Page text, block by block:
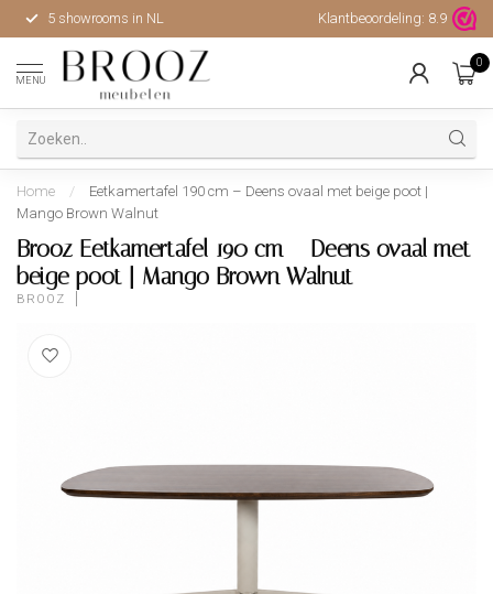
5 showrooms in NL Hoge kwaliteit, uitstekende
Klantbeoordeling: 8.9
MENU
0
Home /
Eetkamertafel 190 cm – Deens ovaal met beige poot |
Mango Brown Walnut
Brooz Eetkamertafel 190 cm – Deens ovaal met
beige poot | Mango Brown Walnut
BROOZ